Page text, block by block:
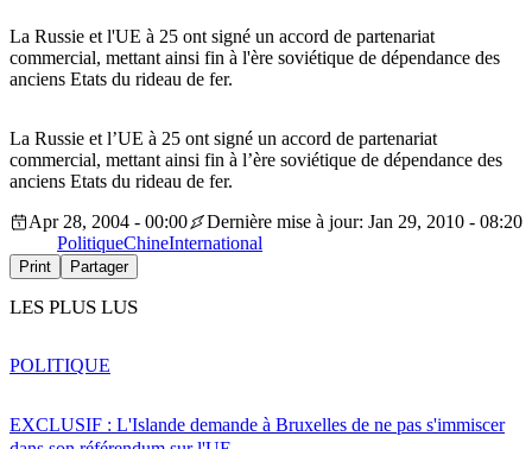
La Russie et l'UE à 25 ont signé un accord de partenariat
commercial, mettant ainsi fin à l'ère soviétique de dépendance des
anciens Etats du rideau de fer.
La Russie et l’UE à 25 ont signé un accord de partenariat
commercial, mettant ainsi fin à l’ère soviétique de dépendance des
anciens Etats du rideau de fer.
Apr 28, 2004 - 00:00
Dernière mise à jour: Jan 29, 2010 - 08:20
PolitiqueChineInternational
Print Partager
LES PLUS LUS
EXCLUSIF : L'Islande demande à Bruxelles de ne pas s'immiscer
POLITIQUE